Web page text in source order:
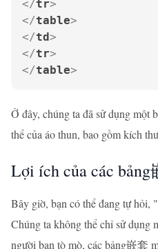
</tr>
</table>
</td>
</tr>
</table>
Ở đây, chúng ta đã sử dụng một
thể của áo thun, bao gồm kích
Lợi ích của các bảng
Bây giờ, bạn có thể đang tự hỏi,
Chúng ta không thể chỉ sử dụng
người bạn tò mò, các bảng嵌套